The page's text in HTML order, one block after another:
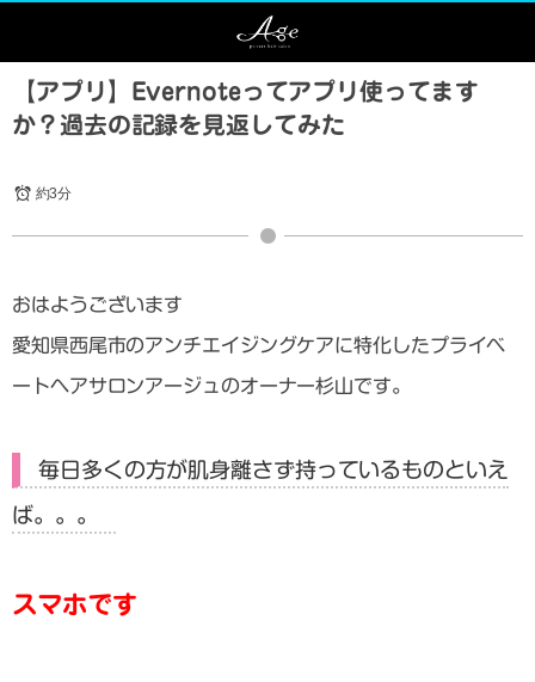
【アプリ】Evernoteってアプリ使ってます
か？過去の記録を見返してみた
約3分
おはようございます
愛知県西尾市のアンチエイジングケアに特化したプライベ
ートヘアサロンアージュのオーナー杉山です。
毎日多くの方が肌身離さず持っているものといえ
ば。。。
スマホです